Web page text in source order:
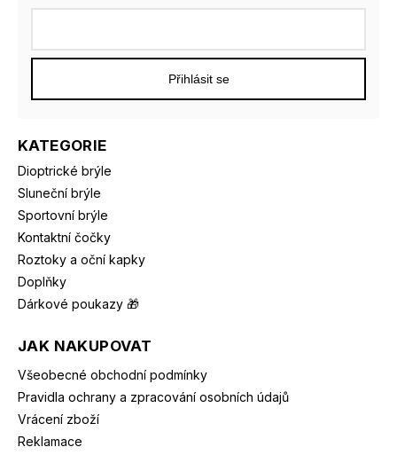
KATEGORIE
Dioptrické brýle
Sluneční brýle
Sportovní brýle
Kontaktní čočky
Roztoky a oční kapky
Doplňky
Dárkové poukazy 🎁
JAK NAKUPOVAT
Všeobecné obchodní podmínky
Pravidla ochrany a zpracování osobních údajů
Vrácení zboží
Reklamace
Přihlásit se